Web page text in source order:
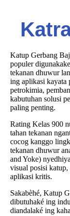
Katup Gerbang
populer
tekanan dhuwur
ing aplikasi kayata
petrokimia,
kabutuhan solusi
paling penting.
Rating Kelas 900
tahan tekanan
cocog kanggo
tekanan dhuwur
and Yoke)
visual posisi
aplikasi kritis.
Sakabèhé, Katup
dibutuhaké ing
diandalaké ing